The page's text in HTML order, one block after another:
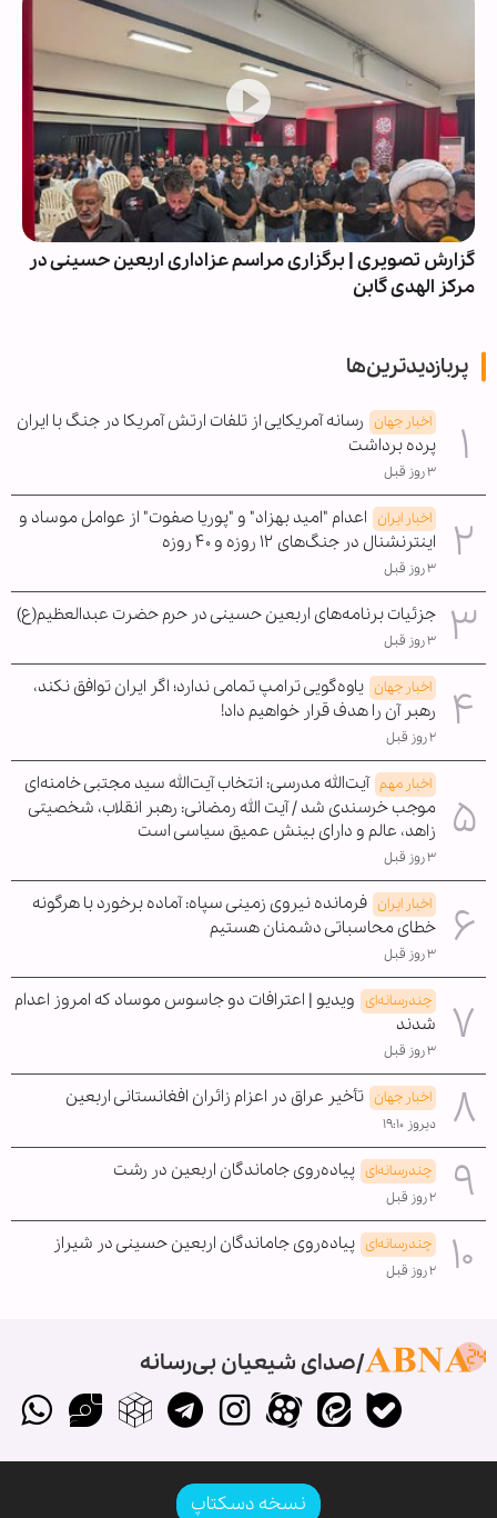
گزارش تصویری | برگزاری مراسم عزاداری اربعین حسینی در
مرکز الهدی گابن
پربازدیدترین‌ها
اخبار جهان رسانه آمریکایی از تلفات ارتش آمریکا در جنگ با ایران
پرده برداشت
۳ روز قبل
اخبار ایران اعدام "امید بهزاد" و "پوریا صفوت" از عوامل موساد و
اینترنشنال در جنگ‌های ۱۲ روزه و ۴۰ روزه
۳ روز قبل
جزئیات برنامه‌های اربعین حسینی در حرم حضرت عبدالعظیم(ع)
۳ روز قبل
اخبار جهان یاوه‌گویی ترامپ تمامی ندارد؛ اگر ایران توافق نکند،
رهبر آن را هدف قرار خواهیم داد!
۲ روز قبل
اخبار مهم آیت‌الله مدرسی: انتخاب آیت‌الله سید مجتبی خامنه‌ای
موجب خرسندی شد / آیت الله رمضانی: رهبر انقلاب، شخصیتی
زاهد، عالم و دارای بینش عمیق سیاسی است
۳ روز قبل
اخبار ایران فرمانده نیروی زمینی سپاه: آماده برخورد با هرگونه
خطای محاسباتی دشمنان هستیم
۳ روز قبل
چندرسانه‌ای ویدیو | اعترافات دو جاسوس موساد که امروز اعدام
شدند
۳ روز قبل
اخبار جهان تأخیر عراق در اعزام زائران افغانستانی اربعین
دیروز ۱۹:۱۰
چندرسانه‌ای پیاده‌روی جاماندگان اربعین در رشت
۲ روز قبل
چندرسانه‌ای پیاده‌روی جاماندگان اربعین حسینی در شیراز
۲ روز قبل
صدای شیعیان بی‌رسانه
نسخه دسکتاپ